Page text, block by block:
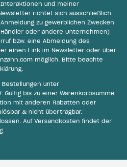
und meiner
richtet sich ausschließlich
zu gewerblichen Zwecken
oder andere Unternehmen)
bzw. eine Abmeldung des
einen Link im Newsletter oder über
möglich. Bitte beachte
.
Bestellungen unter
. Gültig bis zu einer Warenkorbsumme
mit anderen Rabatten oder
& nicht übertragbar.
Auf Versandkosten findet der